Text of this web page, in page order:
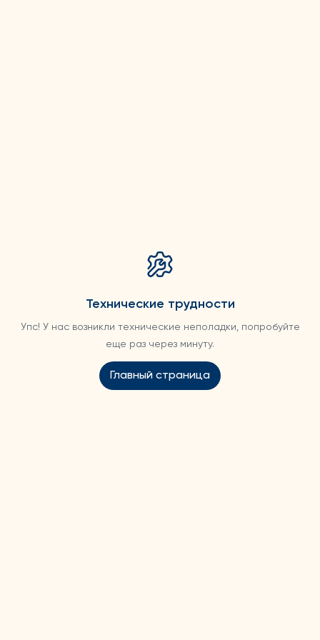
Технические трудности
Упс! У нас возникли технические неполадки, попробуйте
еще раз через минуту.
Главный страница